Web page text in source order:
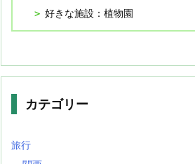
好きな施設：植物園
カテゴリー
旅行